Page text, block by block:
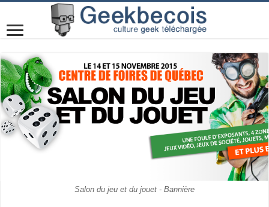
Salon du jeu et du jouet - Bannière